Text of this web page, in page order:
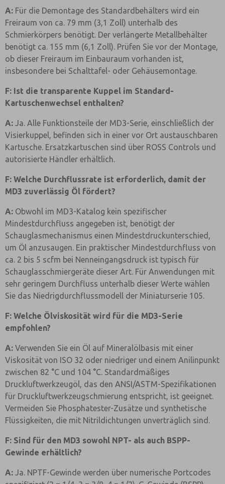
A: Für die Demontage des Standardbehälters wird ein
Freiraum von ca. 79 mm (3,1 Zoll) unterhalb des
Schmierkörpers benötigt. Der verlängerte Metallbehälter
benötigt ca. 155 mm (6,1 Zoll). Prüfen Sie vor der Montage,
ob dieser Freiraum im Einbauraum vorhanden ist,
insbesondere bei Schalttafel- oder Gehäusemontage.
F: Ist die transparente Kuppel im Standard-
Kartuschenwechsel enthalten?
A: Ja. Alle Funktionsteile der MD3-Serie, einschließlich der
Visierkuppel, befinden sich in einer vor Ort austauschbaren
Kartusche. Ersatzkartuschen sind über ROSS Controls und
autorisierte Händler erhältlich.
F: Welche Durchflussrate ist erforderlich, damit der
MD3 zuverlässig Öl fördert?
A: Obwohl im MD3-Katalog kein spezifischer
Mindestdurchfluss angegeben ist, benötigt der
Schauglasmechanismus einen Mindestdruckunterschied,
um Öl anzusaugen. Ein praktischer Mindestdurchfluss von
ca. 2 bis 5 scfm bei Nenneingangsdruck ist typisch für
Schauglasschmiergeräte dieser Art. Für Anwendungen mit
sehr geringem Durchfluss unterhalb dieser Werte wählen
Sie das Niedrigdurchflussmodell der Miniaturserie 105.
F: Welche Ölviskosität wird für die MD3-Serie
empfohlen?
A: Verwenden Sie ein Öl auf Mineralölbasis mit einer
Viskosität von ISO 32 oder niedriger und einem Anilinpunkt
zwischen 82 °C und 104 °C. Standardmäßiges
Druckluftwerkzeugöl, das den ANSI/ASTM-Spezifikationen
für Druckluftwerkzeugschmierung entspricht, ist geeignet.
Vermeiden Sie Phosphatester-Zusätze und synthetische
Flüssigkeiten, die mit Nitrildichtungen unverträglich sind.
F: Sind für den MD3 sowohl NPT- als auch BSPP-
Gewinde erhältlich?
A: Ja. NPTF-Gewinde werden über numerische Portcodes